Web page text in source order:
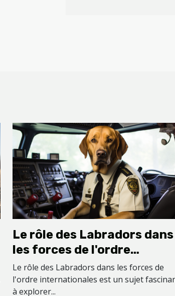
Le rôle des Labradors dans
les forces de l'ordre
internationales
Le rôle des Labradors dans les forces de
l'ordre internationales est un sujet
à explorer...